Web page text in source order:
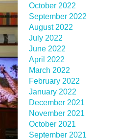
October 2022
September 2022
August 2022
July 2022
June 2022
April 2022
March 2022
February 2022
January 2022
December 2021
November 2021
October 2021
September 2021